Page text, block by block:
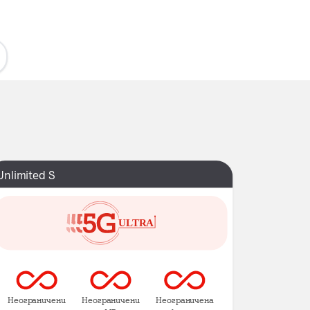
S
Неограничени
Неограничени
Неограничена